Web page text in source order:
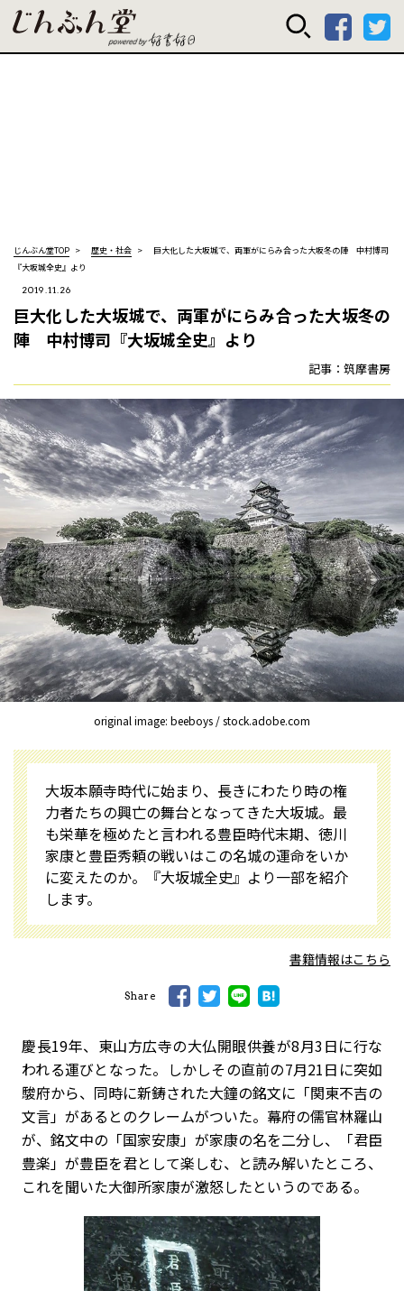
じんぶん堂
じんぶん堂TOP 歴史・社会
巨大化した大坂城で、両軍がにらみ合った大坂冬の陣 中村博司
『大坂城全史』より
2019.11.26
巨大化した大坂城で、両軍がにらみ合った大坂冬の
陣 中村博司『大坂城全史』より
記事：筑摩書房
original image: beeboys / stock.adobe.com
大坂本願寺時代に始まり、長きにわたり時の権
力者たちの興亡の舞台となってきた大坂城。最
も栄華を極めたと言われる豊臣時代末期、徳川
家康と豊臣秀頼の戦いはこの名城の運命をいか
に変えたのか。『大坂城全史』より一部を紹介
します。
書籍情報はこちら
Share
慶長19年、東山方広寺の大仏開眼供養が8月3日に行な
われる運びとなった。しかしその直前の7月21日に突如
駿府から、同時に新鋳された大鐘の銘文に「関東不吉の
文言」があるとのクレームがついた。幕府の儒官林羅山
が、銘文中の「国家安康」が家康の名を二分し、「君臣
豊楽」が豊臣を君として楽しむ、と読み解いたところ、
これを聞いた大御所家康が激怒したというのである。